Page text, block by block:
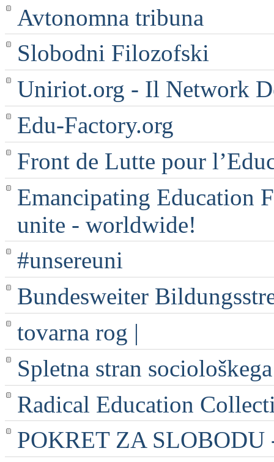
Avtonomna tribuna
Slobodni Filozofski
Uniriot.org - Il Network
Edu-Factory.org
Front de Lutte pour
Emancipating Education
unite - worldwide!
#unsereuni
Bundesweiter
tovarna rog |
Spletna stran
Radical Education
POKRET ZA SLOBODU